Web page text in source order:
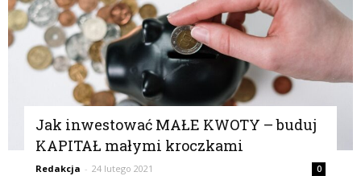
Jak inwestować MAŁE KWOTY – buduj
KAPITAŁ małymi kroczkami
Redakcja - 24 lutego 2021 0